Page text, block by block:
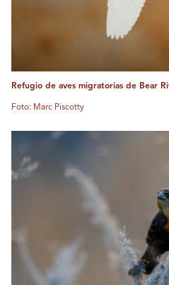
Refugio de aves migratorias de Bear
Foto: Marc Piscotty